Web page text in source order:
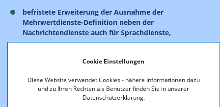
Cookie Einstellungen
Diese Website verwendet Cookies - nähere Informationen dazu
und zu Ihren Rechten als Benutzer finden Sie in unserer
Datenschutzerklärung.
befristete Erweiterung der Ausnahme der
Mehrwertdienste-Definition neben der
Nachrichtendienste auch für Sprachdienste,
vereinfachten Administration auf Seiten der Betreiber
Anpassungen in den Bestimmungen zu den
Mehrwertdiensten zum besseren Schutz der Nutzer und